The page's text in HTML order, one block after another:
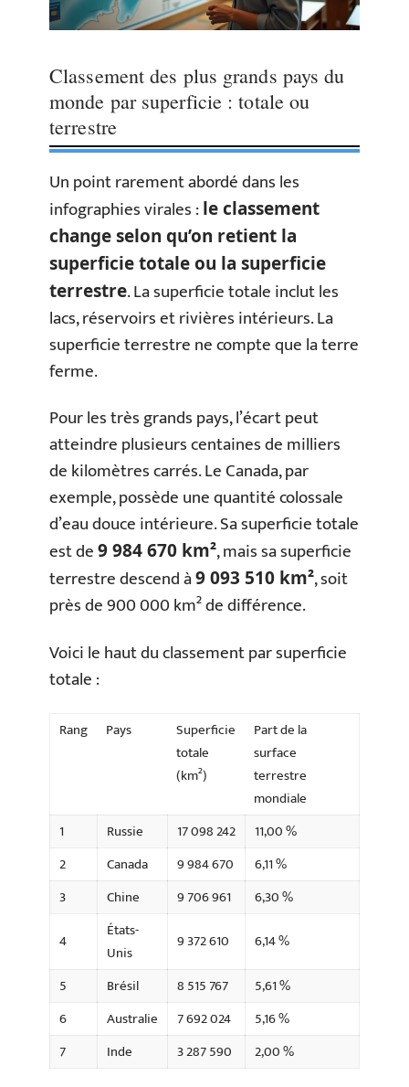
Classement des plus grands pays du
monde par superficie : totale ou
terrestre
Un point rarement abordé dans les
infographies virales :le classement
change selon qu’on retient la
superficie totale ou la superficie
terrestre. La superficie totale inclut les
lacs, réservoirs et rivières intérieurs. La
superficie terrestre ne compte que la terre
ferme.
Pour les très grands pays, l’écart peut
atteindre plusieurs centaines de milliers
de kilomètres carrés. Le Canada, par
exemple, possède une quantité colossale
d’eau douce intérieure. Sa superficie totale
est de9 984 670 km², mais sa superficie
terrestre descend à9 093 510 km², soit
près de 900 000 km² de différence.
Voici le haut du classement par superficie
totale :
Rang Pays
Superficie
totale
(km²)
Part de la
surface
terrestre
mondiale
1
Russie 17 098 242
11,00 %
2
Canada 9 984 670
6,11 %
3
Chine 9 706 961
6,30 %
4
États-
Unis
9 372 610
6,14 %
5
Brésil 8 515 767
5,61 %
6
Australie 7 692 024
5,16 %
7
Inde 3 287 590 2,00 %